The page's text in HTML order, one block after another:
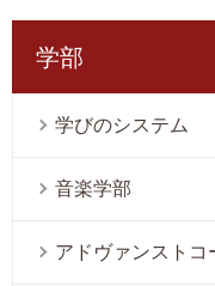
学部
学びのシステム
音楽学部
アドヴァンストコ